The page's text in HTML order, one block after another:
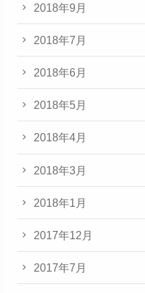
2018年9月
2018年7月
2018年6月
2018年5月
2018年4月
2018年3月
2018年1月
2017年12月
2017年7月